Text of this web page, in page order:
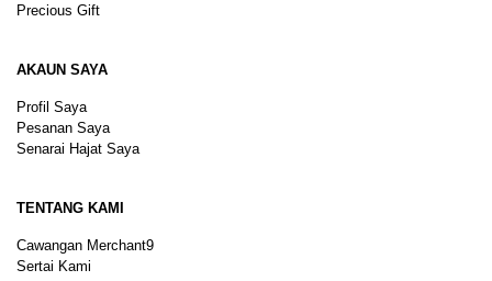
Precious Gift
AKAUN SAYA
Profil Saya
Pesanan Saya
Senarai Hajat Saya
TENTANG KAMI
Cawangan Merchant9
Sertai Kami